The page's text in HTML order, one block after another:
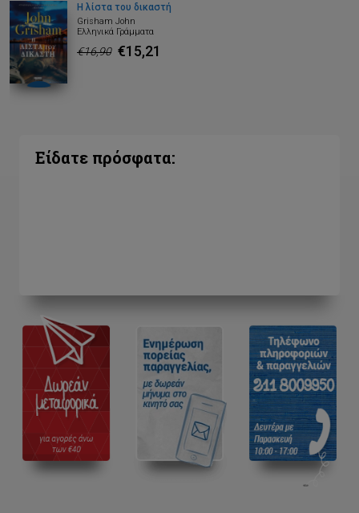
Η λίστα του δικαστή
Grisham John
Ελληνικά Γράμματα
€16,90 €15,21
Είδατε πρόσφατα: